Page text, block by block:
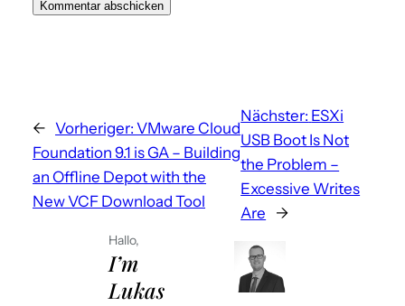
r
a
← Vorheriger: VMware Cloud
Foundation 9.1 is GA – Building
an Offline Depot with the
New VCF Download Tool
Nächster: ESXi
USB Boot Is Not
the Problem –
Excessive Writes
Are
→
Hallo,
I’m
Lukas